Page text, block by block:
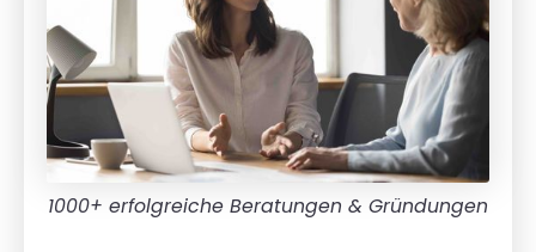
1000+ erfolgreiche Beratungen & Gründungen